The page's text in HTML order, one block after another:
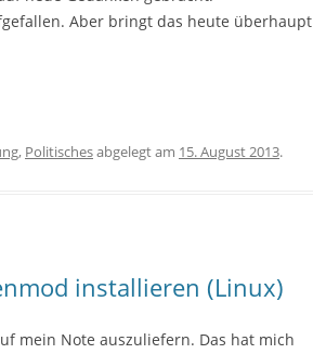
Aber bringt das heute überhaupt
, Politischesabgelegt am 15. August 2013.
installieren (Linux)
mein Note auszuliefern. Das hat mich